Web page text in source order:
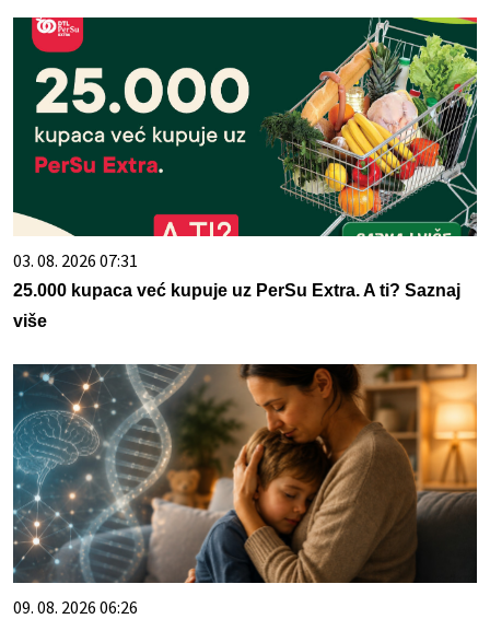
03. 08. 2026 07:31
25.000 kupaca već kupuje uz PerSu Extra. A ti? Saznaj
više
09. 08. 2026 06:26